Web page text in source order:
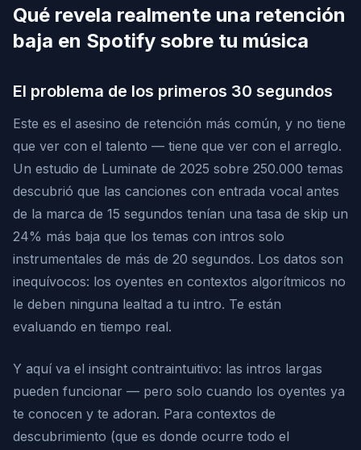
Qué revela realmente una retención
baja en Spotify sobre tu música
El problema de los primeros 30 segundos
Este es el asesino de retención más común, y no tiene
que ver con el talento — tiene que ver con el arreglo.
Un estudio de Luminate de 2025 sobre 250.000 temas
descubrió que las canciones con entrada vocal antes
de la marca de 15 segundos tenían una tasa de skip un
24% más baja que los temas con intros solo
instrumentales de más de 20 segundos. Los datos son
inequívocos: los oyentes en contextos algorítmicos no
le deben ninguna lealtad a tu intro. Te están
evaluando en tiempo real.
Y aquí va el insight contraintuitivo: las intros largas
pueden funcionar — pero solo cuando los oyentes ya
te conocen y te adoran. Para contextos de
descubrimiento (que es donde ocurre todo el